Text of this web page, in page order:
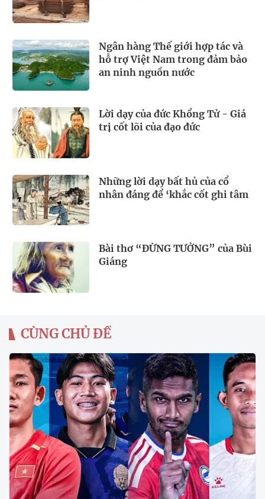
Ngân hàng Thế giới hợp tác và
hỗ trợ Việt Nam trong đảm bảo
an ninh nguồn nước
Lời dạy của đức Khổng Tử - Giá
trị cốt lõi của đạo đức
Những lời dạy bất hủ của cổ
nhân đáng để ‘khắc cốt ghi tâm
Bài thơ “ĐỪNG TƯỞNG” của Bùi
Giáng
CÙNG CHỦ ĐỀ